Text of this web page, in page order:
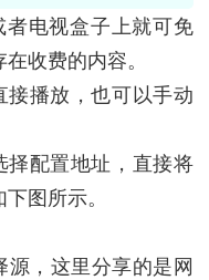
者电视盒子上就可免
收费的内容。
播放，也可以手动
择配置地址，直接将
图所示。
，这里分享的是网